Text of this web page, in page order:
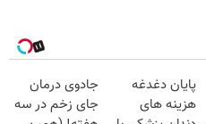
پایان دغدغه
هزینه های
جادوی درمان
جای زخم در سه